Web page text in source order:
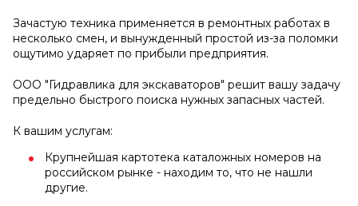
Зачастую техника применяется в ремонтных работах в
несколько смен, и вынужденный простой из-за поломки
ощутимо ударяет по прибыли предприятия.
ООО "Гидравлика для экскаваторов" решит вашу задачу
предельно быстрого поиска нужных запасных частей.
К вашим услугам:
Крупнейшая картотека каталожных номеров на
российском рынке - находим то, что не нашли
другие.